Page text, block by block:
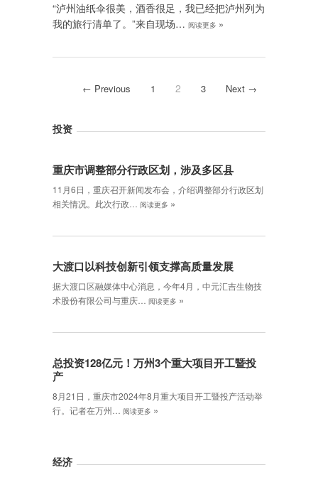
“泸州油纸伞很美，酒香很足，我已经把泸州列为
我的旅行清单了。”来自现场… 阅读更多 »
← Previous 1 2 3 Next →
投资
重庆市调整部分行政区划，涉及多区县
11月6日，重庆召开新闻发布会，介绍调整部分行政区划
相关情况。此次行政…
阅读更多 »
大渡口以科技创新引领支撑高质量发展
据大渡口区融媒体中心消息，今年4月，中元汇吉生物技
术股份有限公司与重庆…
阅读更多 »
总投资128亿元！万州3个重大项目开工暨投
产
8月21日，重庆市2024年8月重大项目开工暨投产活动举
行。记者在万州…
阅读更多 »
经济